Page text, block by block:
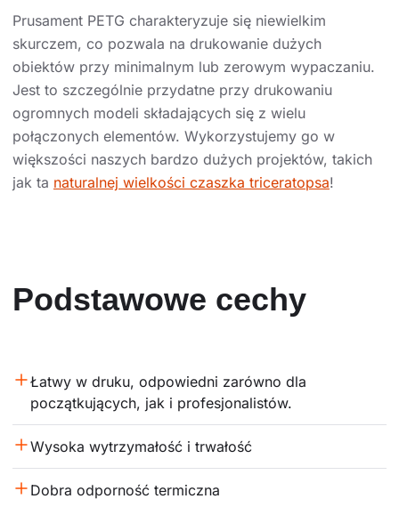
Prusament PETG charakteryzuje się niewielkim
skurczem, co pozwala na drukowanie dużych
obiektów przy minimalnym lub zerowym wypaczaniu.
Jest to szczególnie przydatne przy drukowaniu
ogromnych modeli składających się z wielu
połączonych elementów. Wykorzystujemy go w
większości naszych bardzo dużych projektów, takich
jak ta naturalnej wielkości czaszka triceratopsa!
Podstawowe cechy
Łatwy w druku, odpowiedni zarówno dla
początkujących, jak i profesjonalistów.
Wysoka wytrzymałość i trwałość
Dobra odporność termiczna